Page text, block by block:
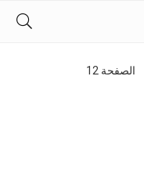
الصفحة 12